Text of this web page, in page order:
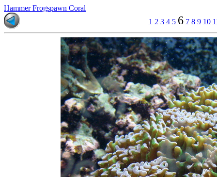
Hammer Frogspawn Coral
1 2 3 4 5 6 7 8 9 10